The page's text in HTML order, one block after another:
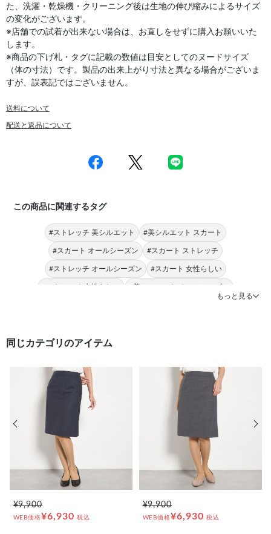
た、洗濯・乾燥機・クリーニング後は生地の伸び縮みによるサイズ
の変化がございます。
※店舗での試着が出来ない場合は、お直しをせずに購入お願いいた
します。
※商品の下げ札・タグに記載の数値は目安としてのヌードサイズ
（体の寸法）です。製品の出来上がり寸法と異なる場合がございま
すが、誤表記ではございません。
送料について
配送と返品について
この商品に関連するタグ
#ストレッチ 美シルエット #美シルエット スカート
#スカート オールシーズン #スカート ストレッチ
#ストレッチ オールシーズン #スカート 女性らしい
#ストレッチ 女性らしい #美シルエット オールシーズン
もっと見る
同じカテゴリのアイテム
¥9,900
WEB価格¥6,930 税込
¥9,900
WEB価格¥6,930 税込
前の画像